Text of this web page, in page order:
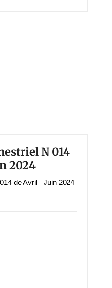
N 014
2024
de Avril - Juin 2024